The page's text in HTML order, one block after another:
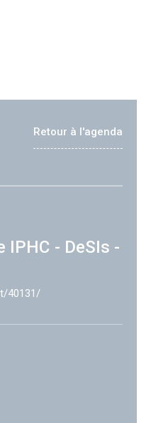
Retour à l'agenda
- DeSIs -
40131/